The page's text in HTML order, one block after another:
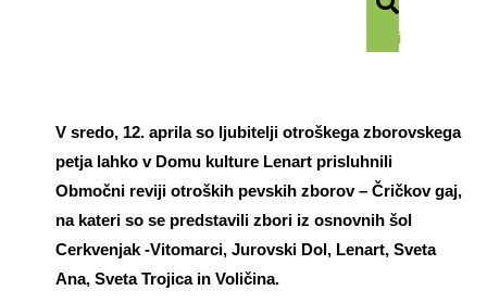
Išči
V sredo, 12. aprila so ljubitelji otroškega zborovskega
petja lahko v Domu kulture Lenart prisluhnili
Območni reviji otroških pevskih zborov – Čričkov gaj,
na kateri so se predstavili zbori iz osnovnih šol
Cerkvenjak -Vitomarci, Jurovski Dol, Lenart, Sveta
Ana, Sveta Trojica in Voličina.